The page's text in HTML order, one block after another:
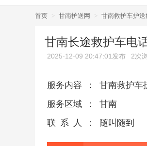
首页 > 甘南护送网 > 甘南救护车护
甘南长途救护车电
2025-12-09 20:47:01发布 2次
服务内容 ：
甘南救护车
服务区域
：
甘南
联系人
： 随叫随到